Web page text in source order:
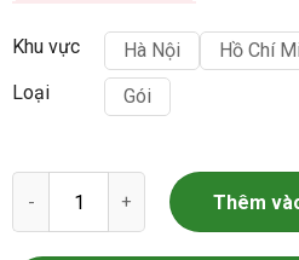
Khu vực Hà Nội
Hồ Chí
Loại
Gói
Hạt giống hồng xiêm ruột đỏ số
Thêm